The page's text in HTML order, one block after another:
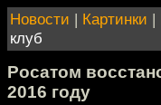
Новости | Картинки |
клуб
Росатом
2016 году